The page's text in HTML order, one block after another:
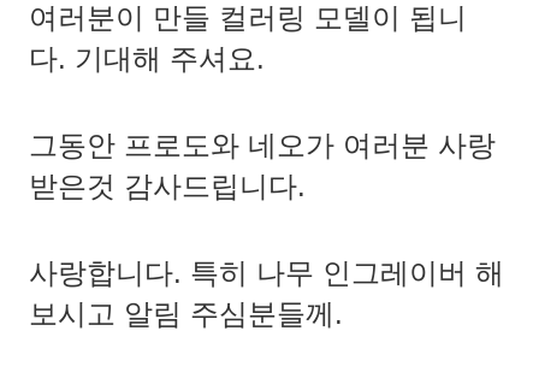
여러분이 만들 컬러링 모델이 됩니
다. 기대해 주셔요.
그동안 프로도와 네오가 여러분 사랑
받은것 감사드립니다.
사랑합니다. 특히 나무 인그레이버 해
보시고 알림 주심분들께.